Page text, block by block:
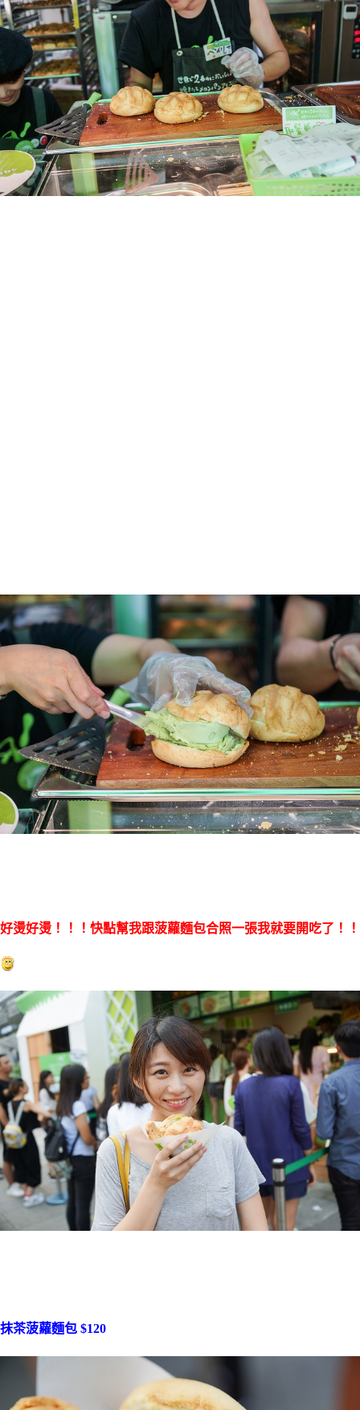
好燙好燙！！！快點幫我跟菠蘿麵包合照一張我就要開吃了！！
抹茶菠蘿麵包 $120